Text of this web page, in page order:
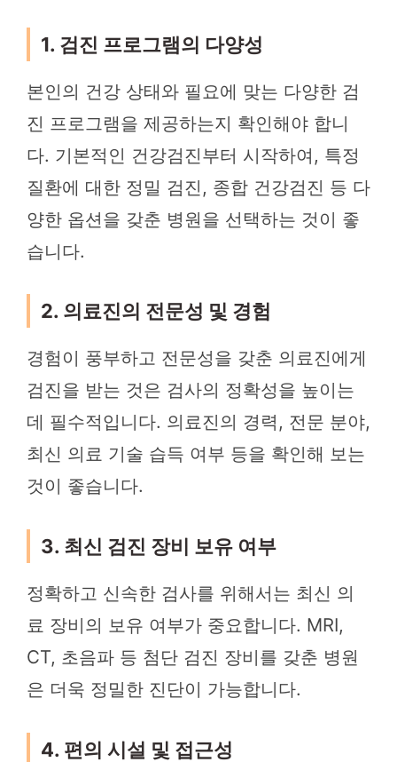
1. 검진 프로그램의 다양성
본인의 건강 상태와 필요에 맞는 다양한 검
진 프로그램을 제공하는지 확인해야 합니
다. 기본적인 건강검진부터 시작하여, 특정
질환에 대한 정밀 검진, 종합 건강검진 등 다
양한 옵션을 갖춘 병원을 선택하는 것이 좋
습니다.
2. 의료진의 전문성 및 경험
경험이 풍부하고 전문성을 갖춘 의료진에게
검진을 받는 것은 검사의 정확성을 높이는
데 필수적입니다. 의료진의 경력, 전문 분야,
최신 의료 기술 습득 여부 등을 확인해 보는
것이 좋습니다.
3. 최신 검진 장비 보유 여부
정확하고 신속한 검사를 위해서는 최신 의
료 장비의 보유 여부가 중요합니다. MRI,
CT, 초음파 등 첨단 검진 장비를 갖춘 병원
은 더욱 정밀한 진단이 가능합니다.
4. 편의 시설 및 접근성